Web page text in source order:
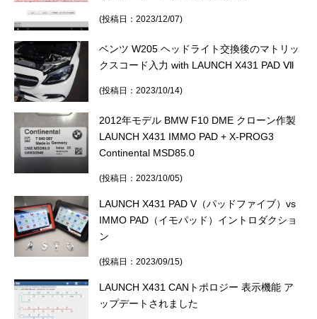
(投稿日：2023/12/07)
ベンツ W205 ヘッドライト交換後のマトリッ
クスコード入力 with LAUNCH X431 PAD Ⅶ
(投稿日：2023/10/14)
2012年モデル BMW F10 DME クローン作製
LAUNCH X431 IMMO PAD + X-PROG3
Continental MSD85.0
(投稿日：2023/10/05)
LAUNCH X431 PAD V（パッドファイブ）vs
IMMO PAD（イモパッド）イントロダクショ
ン
(投稿日：2023/09/15)
LAUNCH X431 CANトポロジー 表示機能 ア
ップデートされました